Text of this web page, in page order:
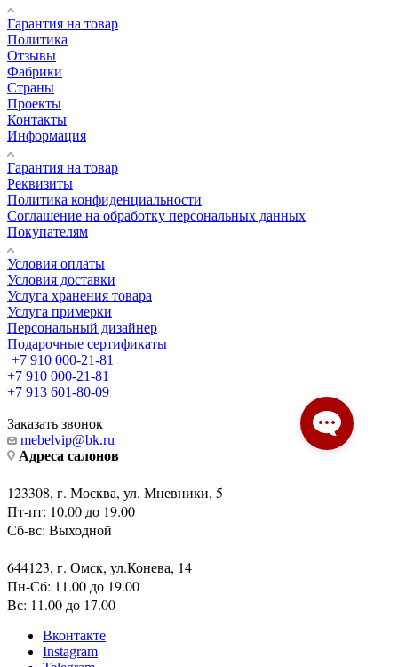
Гарантия на товар
Политика
Отзывы
Фабрики
Страны
Проекты
Контакты
Информация
Гарантия на товар
Реквизиты
Политика конфиденциальности
Соглашение на обработку персональных данных
Покупателям
Условия оплаты
Условия доставки
Услуга хранения товара
Услуга примерки
Персональный дизайнер
Подарочные сертификаты
+7 910 000-21-81
+7 910 000-21-81
+7 913 601-80-09
Заказать звонок
mebelvip@bk.ru
Адреса салонов
123308, г. Москва, ул. Мневники, 5
Пт-пт: 10.00 до 19.00
Сб-вс: Выходной
644123, г. Омск, ул.Конева, 14
Пн-Сб: 11.00 до 19.00
Вс: 11.00 до 17.00
Вконтакте
Instagram